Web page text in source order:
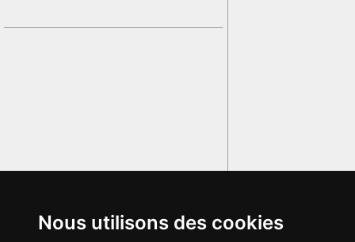
Nous utilisons des cookies